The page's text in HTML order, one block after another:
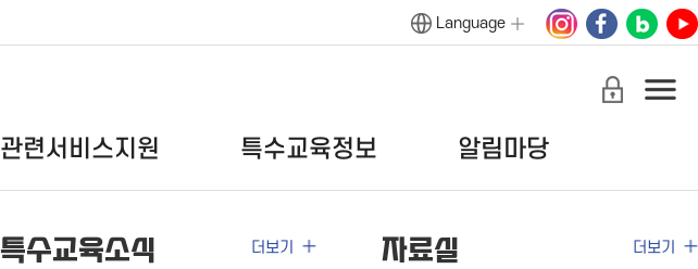
Language
관련서비스지원 특수교육정보 알림마당
특수교육소식 더보기 자료실 더보기